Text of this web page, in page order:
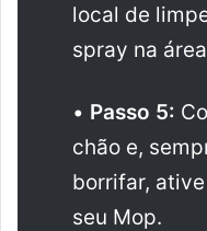
local de
spray na
• Passo 5:
chão e,
borrifar,
seu Mop.